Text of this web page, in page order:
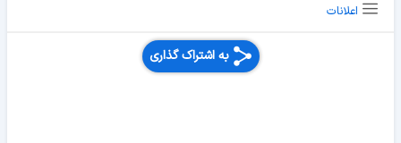
اعلانات
به اشتراک گذاری